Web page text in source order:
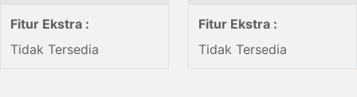
Fitur Ekstra :
Tidak Tersedia
Fitur Ekstra :
Tidak Tersedia